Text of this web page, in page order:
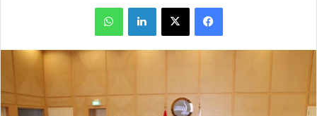
فيسبوك X لينكدإن